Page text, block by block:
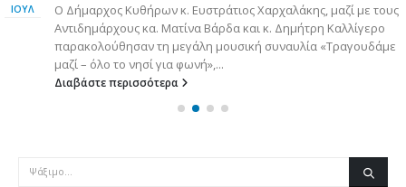
ΙΟΎΛ
Ο Δήμαρχος Κυθήρων κ. Ευστράτιος Χαρχαλάκης, μαζί με τους
Αντιδημάρχους κα. Ματίνα Βάρδα και κ. Δημήτρη Καλλίγερο
παρακολούθησαν τη μεγάλη μουσική συναυλία «Τραγουδάμε
μαζί – όλο το νησί για φωνή»,...
Διαβάστε περισσότερα